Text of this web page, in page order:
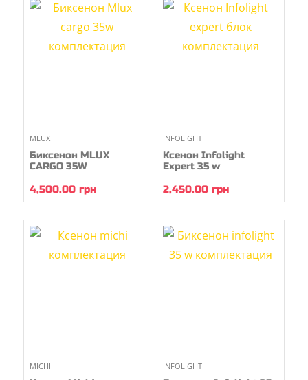
MLUX
Биксенон MLUX
CARGO 35W
4,500.00 грн
INFOLIGHT
Ксенон Infolight
Expert 35 w
2,450.00 грн
MICHI INFOLIGHT